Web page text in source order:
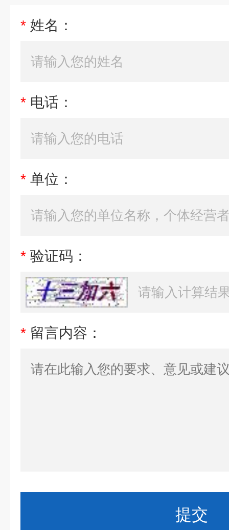
* 姓名：
* 电话：
* 单位：
* 验证码：
* 留言内容：